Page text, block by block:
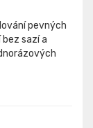
pevných
sazí a